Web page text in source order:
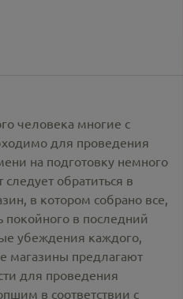
человека многие с
для проведения
на подготовку немного
обратиться в
в котором собрано все,
покойного в последний
убеждения каждого,
магазины предлагают
для проведения
в соответствии с